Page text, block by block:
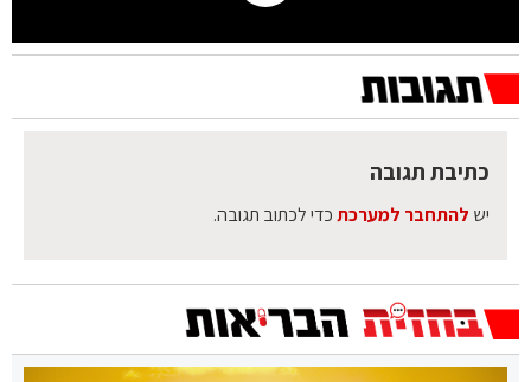
כתיבת תגובה
יש להתחבר למערכתכדי לכתוב תגובה.